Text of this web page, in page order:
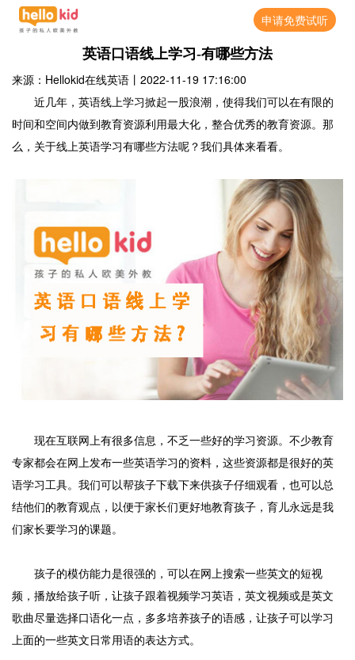
申请免费试听
英语口语线上学习-有哪些方法
来源：Hellokid在线英语 丨 2022-11-19 17:16:00
近几年，英语线上学习掀起一股浪潮，使得我们可以在有限的
时间和空间内做到教育资源利用最大化，整合优秀的教育资源。那
么，关于线上英语学习有哪些方法呢？我们具体来看看。
现在互联网上有很多信息，不乏一些好的学习资源。不少教育
专家都会在网上发布一些英语学习的资料，这些资源都是很好的英
语学习工具。我们可以帮孩子下载下来供孩子仔细观看，也可以总
结他们的教育观点，以便于家长们更好地教育孩子，育儿永远是我
们家长要学习的课题。
孩子的模仿能力是很强的，可以在网上搜索一些英文的短视
频，播放给孩子听，让孩子跟着视频学习英语，英文视频或是英文
歌曲尽量选择口语化一点，多多培养孩子的语感，让孩子可以学习
上面的一些英文日常用语的表达方式。